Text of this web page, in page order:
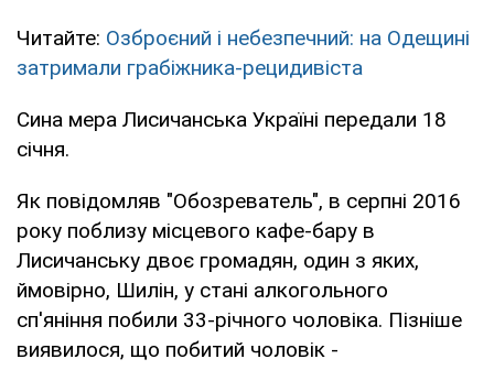
Читайте: Озброєний і небезпечний: на Одещині
затримали грабіжника-рецидивіста
Сина мера Лисичанська Україні передали 18
січня.
Як повідомляв "Обозреватель", в серпні 2016
року поблизу місцевого кафе-бару в
Лисичанську двоє громадян, один з яких,
ймовірно, Шилін, у стані алкогольного
сп'яніння побили 33-річного чоловіка. Пізніше
виявилося, що побитий чоловік -